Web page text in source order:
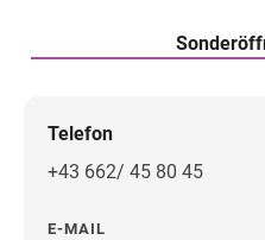
Telefon
+43 662/ 45 80 45
E-MAIL